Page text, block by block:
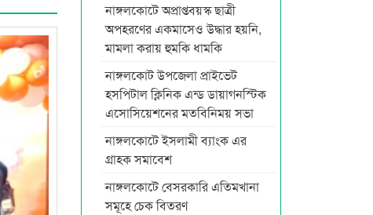
নাঙ্গলকোটে অপ্রাপ্তবয়স্ক ছাত্রী
অপহরণের একমাসেও উদ্ধার হয়নি,
মামলা করায় হুমকি ধামকি
নাঙ্গলকোট উপজেলা প্রাইভেট
হসপিটাল ক্লিনিক এন্ড ডায়াগনস্টিক
এসোসিয়েশনের মতবিনিময় সভা
নাঙ্গলকোটে ইসলামী ব্যাংক এর
গ্রাহক সমাবেশ
নাঙ্গলকোটে বেসরকারি এতিমখানা
সমূহে চেক বিতরণ